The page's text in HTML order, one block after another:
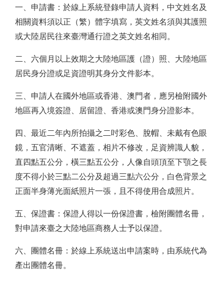
一、申請書：於線上系統登錄申請人資料，中文姓名及
相關資料須以正（繁）體字填寫，英文姓名須與其護照
或大陸居民往來臺灣通行證之英文姓名相同。
二、六個月以上效期之大陸地區護（證）照、大陸地區
居民身分證或足資證明其身分文件影本。
三、申請人在國外地區或香港、澳門者，應另檢附國外
地區再入境簽證、居留證、香港或澳門身分證影本。
四、最近二年內所拍攝之二吋彩色、脫帽、未戴有色眼
鏡，五官清晰、不遮蓋，相片不修改，足資辨識人貌，
直四點五公分，橫三點五公分，人像自頭頂至下顎之長
度不得小於三點二公分及超過三點六公分，白色背景之
正面半身薄光面紙照片一張，且不得使用合成照片。
五、保證書：保證人得以一份保證書，檢附團體名冊，
對申請來臺之大陸地區商務人士予以保證。
六、團體名冊：於線上系統送出申請案時，由系統代為
產出團體名冊。